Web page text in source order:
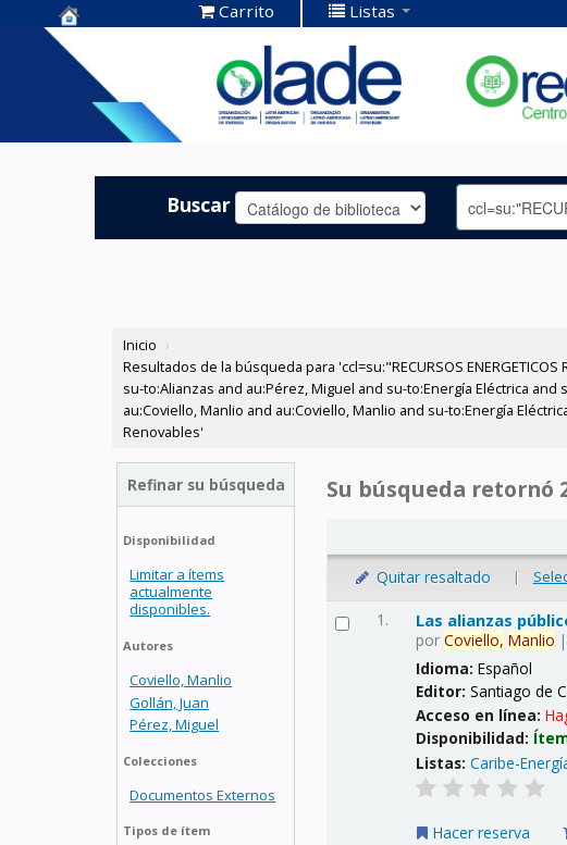
Centro de
Documentación
OLADE -
Carrito Listas
Buscar
Inicio ›
Resultados de la búsqueda para 'ccl=su:"RECURSOS
su-to:Alianzas and au:Pérez, Miguel and su-to:Energía Eléctrica and
au:Coviello, Manlio and au:Coviello, Manlio and su-to:Energía
Renovables'
Refinar su búsqueda
Disponibilidad
Limitar a ítems
actualmente
disponibles.
Autores
Coviello, Manlio
Gollán, Juan
Pérez, Miguel
Colecciones
Documentos Externos
Tipos de ítem
Su búsqueda retornó
Quitar resaltado |
1. Las alianzas
porCoviello, Manlio
Idioma:Español
Editor:Santiago de
Acceso en línea:
Disponibilidad:
Listas: Caribe-
Hacer reserva